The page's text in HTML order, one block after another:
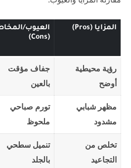
المزايا (Pros)
العيوب/
(Cons)
رؤية محيطية
أوضح
جفاف مؤقت
بالعين
مظهر شبابي
مشدود
تورم صباحي
ملحوظ
تخلص من
التجاعيد
تنميل سطحي
بالجلد